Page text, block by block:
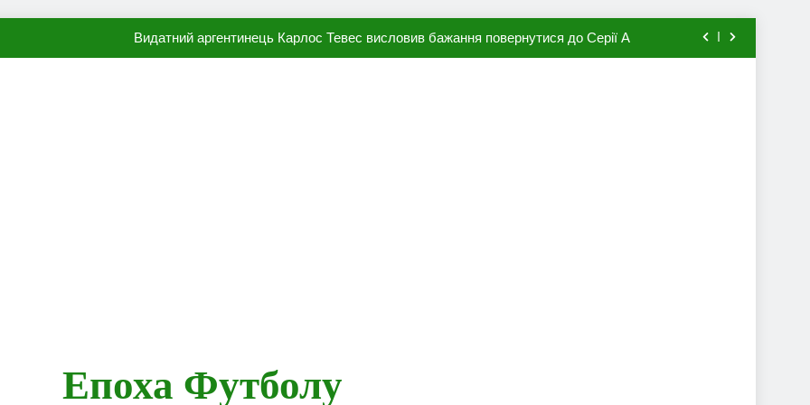
Видатний аргентинець Карлос Тевес висловив бажання повернутися до Серії А
Епоха Футболу